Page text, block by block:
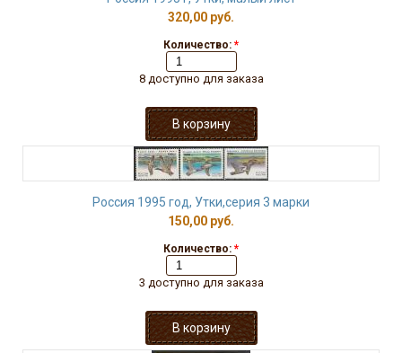
320,00 руб.
Количество: *
8 доступно для заказа
Россия 1995 год, Утки,серия 3 марки
150,00 руб.
Количество: *
3 доступно для заказа